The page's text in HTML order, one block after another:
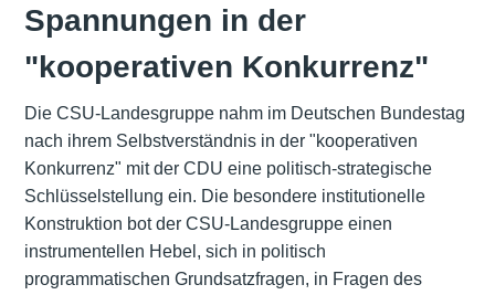
Spannungen in der
"kooperativen Konkurrenz"
Die CSU-Landesgruppe nahm im Deutschen Bundestag
nach ihrem Selbstverständnis in der "kooperativen
Konkurrenz" mit der CDU eine politisch-strategische
Schlüsselstellung ein. Die besondere institutionelle
Konstruktion bot der CSU-Landesgruppe einen
instrumentellen Hebel, sich in politisch
programmatischen Grundsatzfragen, in Fragen des